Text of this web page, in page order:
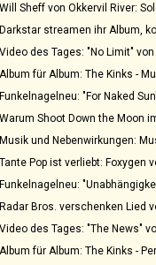
Will Sheff von Okkervil River:
Darkstar streamen ihr Album,
Video des Tages: "No Limit" von
Album für Album: The Kinks -
Funkelnagelneu: "For Naked
Warum Shoot Down the Moon
Musik und Nebenwirkungen:
Tante Pop ist verliebt: Foxygen
Funkelnagelneu:
Radar Bros. verschenken Lied
Video des Tages: "The News"
Album für Album: The Kinks -